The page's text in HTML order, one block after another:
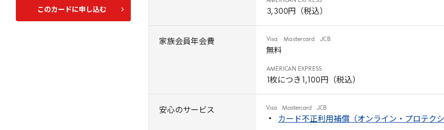
このカードに申し込む 3,300円（税込）
家族会員年会費 Visa Mastercard JCB
無料
AMERICAN EXPRESS
1枚につき , 100円（税込）
安心のサービス Visa Mastercard JCB
カード不正利用補償（オンライン・プロテク